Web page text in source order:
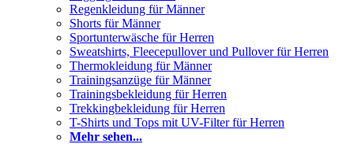
Regenkleidung für Männer
Shorts für Männer
Sportunterwäsche für Herren
Sweatshirts, Fleecepullover und Pullover für Herren
Thermokleidung für Männer
Trainingsanzüge für Männer
Trainingsbekleidung für Herren
Trekkingbekleidung für Herren
T-Shirts und Tops mit UV-Filter für Herren
Mehr sehen...